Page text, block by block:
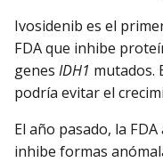
Ivosidenib es el
FDA que inhibe
genes IDH1 mutados.
podría evitar el
El año pasado, la
inhibe formas